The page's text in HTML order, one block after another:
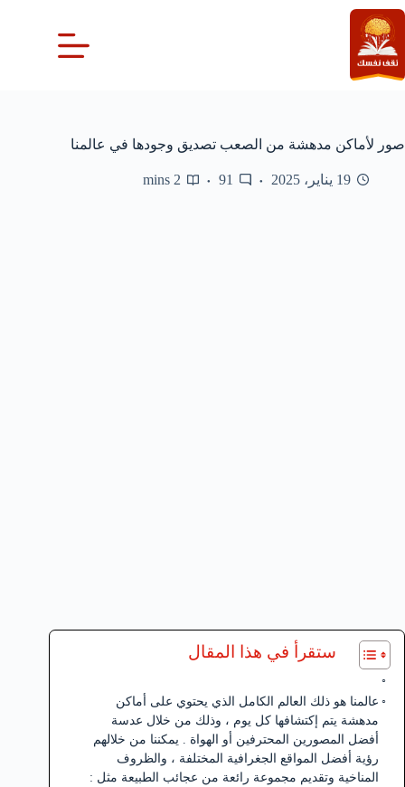
التجاوز
إلى
المحتوى
صور لأماكن مدهشة من الصعب تصديق وجودها في عالمنا
19 يناير، 2025 91
2 mins
ستقرأ في هذا المقال
عالمنا هو ذلك العالم الكامل الذي يحتوي على أماكن
مدهشة يتم إكتشافها كل يوم ، وذلك من خلال عدسة
أفضل المصورين المحترفين أو الهواة . يمكننا من خلالهم
رؤية أفضل المواقع الجغرافية المختلفة ، والظروف
المناخية وتقديم مجموعة رائعة من عجائب الطبيعة مثل :